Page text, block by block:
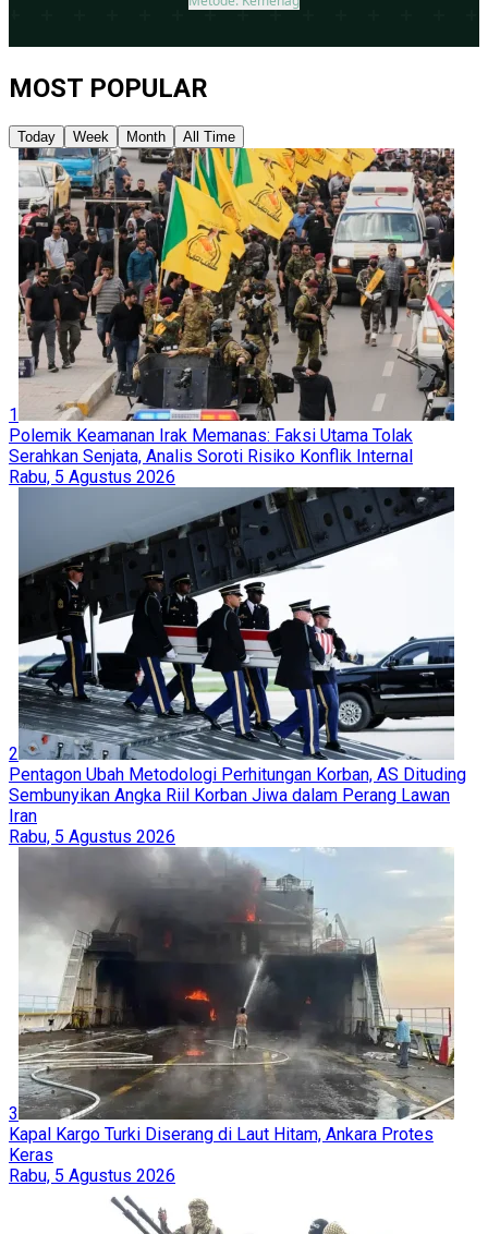
MOST POPULAR
Today Week Month All Time
1
Polemik Keamanan Irak Memanas: Faksi Utama Tolak
Serahkan Senjata, Analis Soroti Risiko Konflik Internal
Rabu, 5 Agustus 2026
2
Pentagon Ubah Metodologi Perhitungan Korban, AS Dituding
Sembunyikan Angka Riil Korban Jiwa dalam Perang Lawan
Iran
Rabu, 5 Agustus 2026
3
Kapal Kargo Turki Diserang di Laut Hitam, Ankara Protes
Keras
Rabu, 5 Agustus 2026